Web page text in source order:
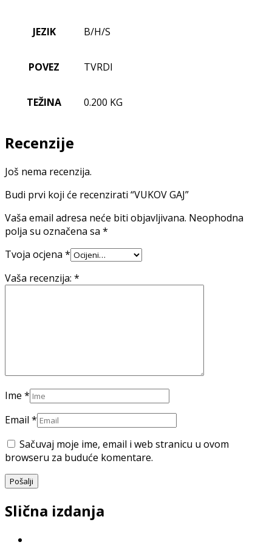
JEZIK B/H/S
POVEZ TVRDI
TEŽINA 0.200 KG
Recenzije
Još nema recenzija.
Budi prvi koji će recenzirati “VUKOV GAJ”
Vaša email adresa neće biti objavljivana. Neophodna
polja su označena sa *
Tvoja ocjena *
Vaša recenzija: *
Ime *
Email *
Sačuvaj moje ime, email i web stranicu u ovom
browseru za buduće komentare.
Slična izdanja